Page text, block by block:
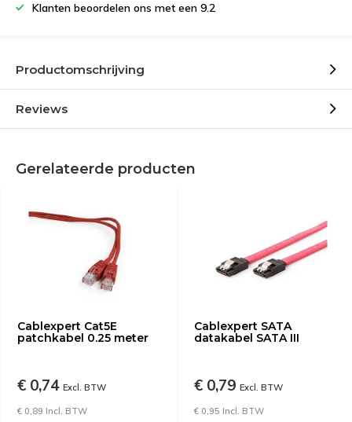
Klanten beoordelen ons met een 9.2
Productomschrijving
Reviews
Gerelateerde producten
Cablexpert Cat5E
patchkabel 0.25 meter
€ 0,74 Excl. BTW
€ 0,89 Incl. BTW
Cablexpert SATA
datakabel SATA III
€ 0,79 Excl. BTW
€ 0,95 Incl. BTW